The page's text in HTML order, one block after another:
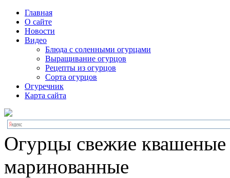
Главная
О сайте
Новости
Видео
Блюда с соленными огурцами
Выращивание огурцов
Рецепты из огурцов
Сорта огурцов
Огуречник
Карта сайта
Огурцы свежие
маринованные